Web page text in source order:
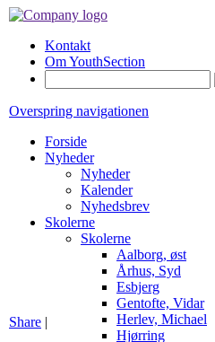
Kontakt
Om YouthSection
Overspring navigationen
Forside
Nyheder
Nyheder
Kalender
Nyhedsbrev
Skolerne
Skolerne
Aalborg, øst
Århus, Syd
Esbjerg
Gentofte, Vidar
Herlev, Michael
Hjørring
Share |